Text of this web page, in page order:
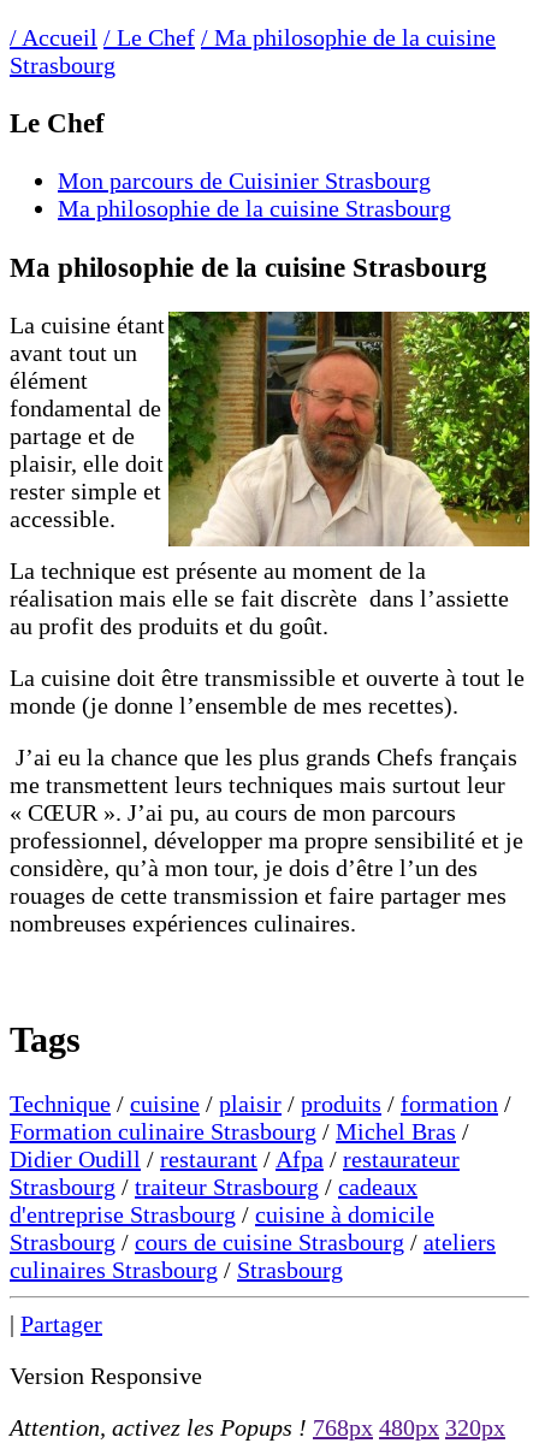
/ Accueil / Le Chef / Ma philosophie de la cuisine
Strasbourg
Le Chef
Mon parcours de Cuisinier Strasbourg
Ma philosophie de la cuisine Strasbourg
Ma philosophie de la cuisine Strasbourg
La cuisine étant
avant tout un
élément
fondamental de
partage et de
plaisir, elle doit
rester simple et
accessible.
La technique est présente au moment de la
réalisation mais elle se fait discrète dans l’assiette
au profit des produits et du goût.
La cuisine doit être transmissible et ouverte à tout le
monde (je donne l’ensemble de mes recettes).
J’ai eu la chance que les plus grands Chefs français
me transmettent leurs techniques mais surtout leur
« CŒUR ». J’ai pu, au cours de mon parcours
professionnel, développer ma propre sensibilité et je
considère, qu’à mon tour, je dois d’être l’un des
rouages de cette transmission et faire partager mes
nombreuses expériences culinaires.
Tags
Technique / cuisine / plaisir / produits / formation /
Formation culinaire Strasbourg / Michel Bras /
Didier Oudill / restaurant / Afpa / restaurateur
Strasbourg / traiteur Strasbourg / cadeaux
d'entreprise Strasbourg / cuisine à domicile
Strasbourg / cours de cuisine Strasbourg / ateliers
culinaires Strasbourg / Strasbourg
| Partager
Version Responsive
Attention, activez les Popups ! 768px 480px 320px